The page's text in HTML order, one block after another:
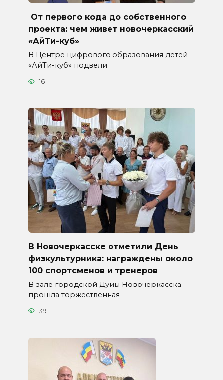
От первого кода до собственного
проекта: чем живет новочеркасский
«АйТи-куб»
В Центре цифрового образования детей
«АйТи-куб» подвели
16
В Новочеркасске отметили День
физкультурника: награждены около
100 спортсменов и тренеров
В зале городской Думы Новочеркасска
прошла торжественная
39